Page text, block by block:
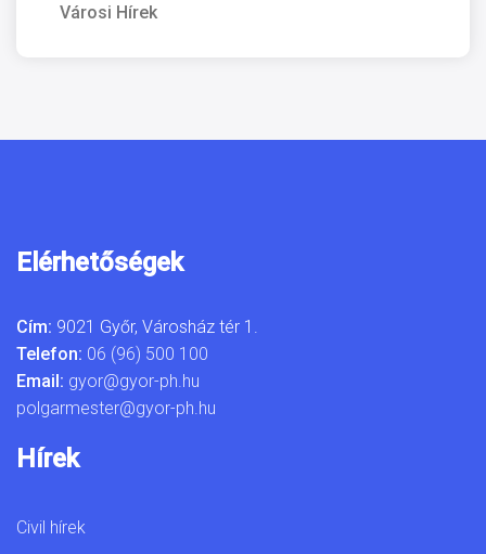
Városi Hírek
Elérhetőségek
Cím: 9021 Győr, Városház tér 1.
Telefon: 06 (96) 500 100
Email: gyor@gyor-ph.hu
polgarmester@gyor-ph.hu
Hírek
Civil hírek